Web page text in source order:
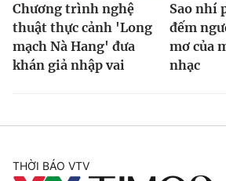
Chương trình nghệ
thuật thực cảnh 'Long
mạch Nà Hang' đưa
khán giả nhập vai
Sao nhí
đếm
mơ của
nhạc
THỜI BÁO VTV